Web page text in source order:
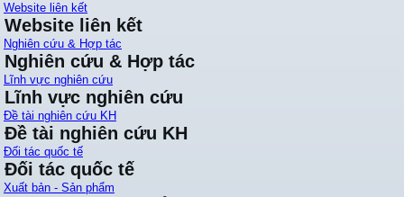
Website liên kết
Website liên kết
Nghiên cứu & Hợp tác
Nghiên cứu & Hợp tác
Lĩnh vực nghiên cứu
Lĩnh vực nghiên cứu
Đề tài nghiên cứu KH
Đề tài nghiên cứu KH
Đối tác quốc tế
Đối tác quốc tế
Xuất bản - Sản phẩm